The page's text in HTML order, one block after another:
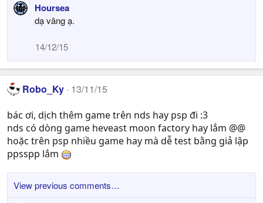
Hoursea
dạ vâng ạ.
14/12/15
Robo_Ky 13/11/15
bác ơi, dịch thêm game trên nds hay psp đi :3
nds có dòng game heveast moon factory hay lắm @@
hoặc trên psp nhiều game hay mà dễ test bằng giả lập
ppsspp lắm
View previous comments…